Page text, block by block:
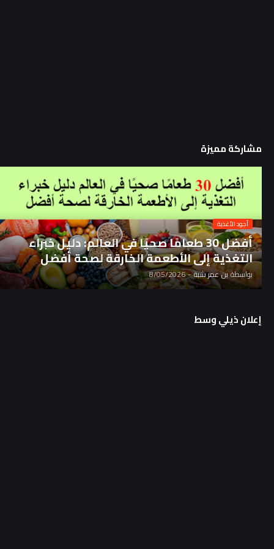
مشاركة مميزة
أجود الأغذية
أفضل 30 طعامًا صحيًا في العالم: دليل خبراء
التغذية إلى الأطعمة الخارقة لصحة أفضل
بواسطةبن عمر شبة-
8/05/2026
إعلان ذيلي وسط